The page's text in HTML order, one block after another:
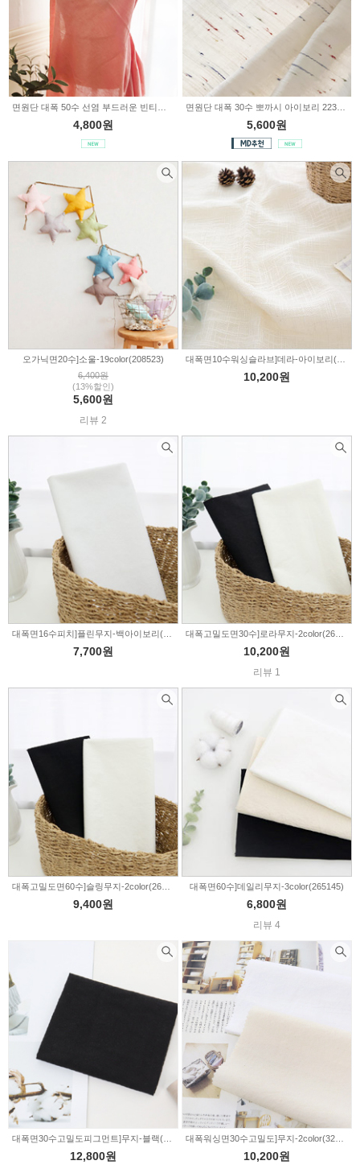
4,800원 5,600원
오가닉면20수]소울-19color(208523)
6,400원
(13%할인)
5,600원
리뷰 2
10,200원
대폭면16수피치]플린무지-백아이보리(TB105)
7,700원
대폭고밀도면30수]로라무지-2color(264813)
10,200원
리뷰 1
9,400원
대폭면60수]데일리무지-3color(265145)
6,800원
리뷰 4
12,800원 10,200원